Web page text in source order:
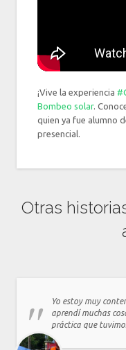
¡Vive la experiencia
Bombeo solar.
quien ya fue alumno
presencial.
Otras
Yo estoy muy
aprendí muchas
práctica que